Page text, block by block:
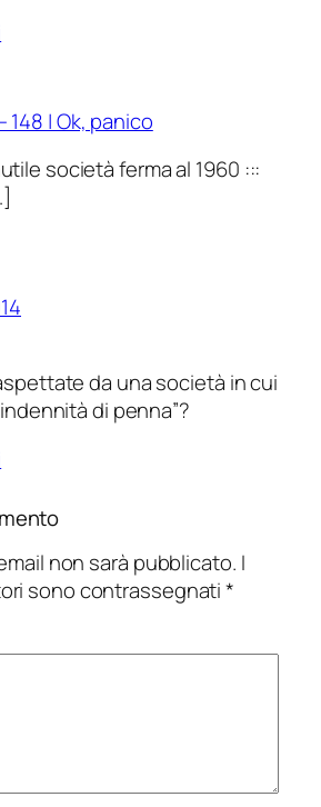
148 | Ok, panico
società ferma al 1960 :::
da una società in cui
di penna”?
non sarà pubblicato. I
sono contrassegnati*